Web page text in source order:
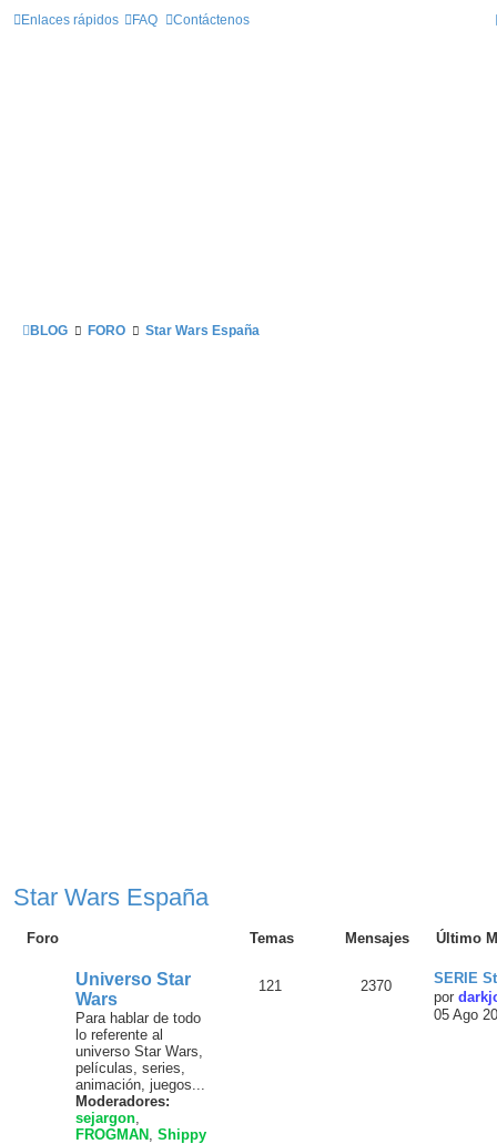
Enlaces rápidos FAQ Contáctenos
BLOG FORO Star Wars España
Star Wars España
Foro Temas Mensajes Último
Universo Star
Wars
Para hablar de todo
lo referente al
universo Star Wars,
películas, series,
animación, juegos...
Moderadores:
sejargon
FROGMAN
Shippy
121 2370
SERIE
por
05 Ago